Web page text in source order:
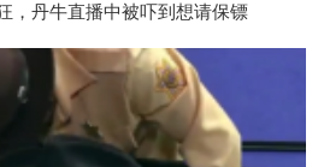
，丹牛直播中被吓到想请保镖